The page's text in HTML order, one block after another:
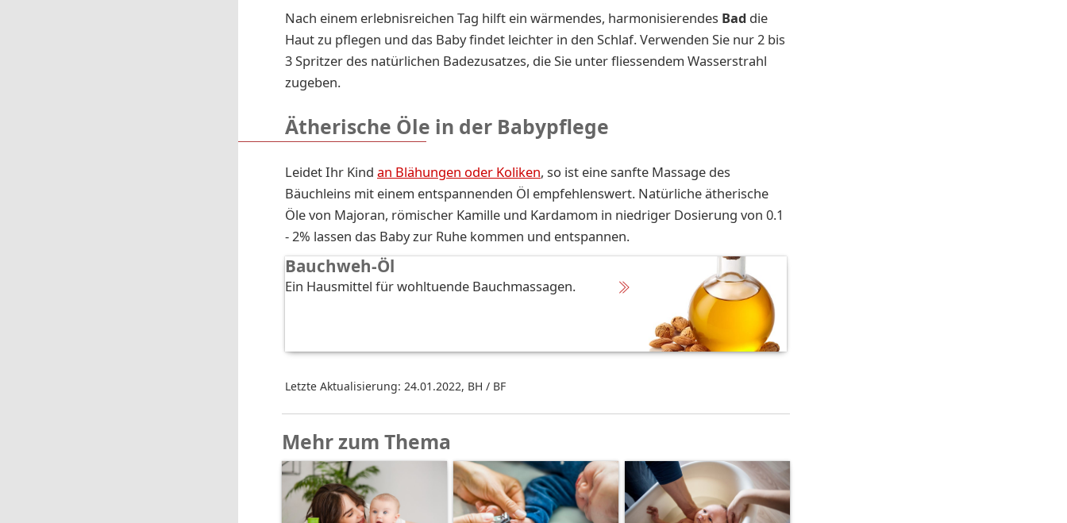
Nach einem erlebnisreichen Tag hilft ein wärmendes, harmonisierendes Bad die
Haut zu pflegen und das Baby findet leichter in den Schlaf. Verwenden Sie nur 2 bis
3 Spritzer des natürlichen Badezusatzes, die Sie unter fliessendem Wasserstrahl
zugeben.
Ätherische Öle in der Babypflege
Leidet Ihr Kind an Blähungen oder Koliken, so ist eine sanfte Massage des
Bäuchleins mit einem entspannenden Öl empfehlenswert. Natürliche ätherische
Öle von Majoran, römischer Kamille und Kardamom in niedriger Dosierung von 0.1
- 2% lassen das Baby zur Ruhe kommen und entspannen.
Bauchweh-Öl
Ein Hausmittel für wohltuende Bauchmassagen.
Letzte Aktualisierung: 24.01.2022, BH / BF
Mehr zum Thema